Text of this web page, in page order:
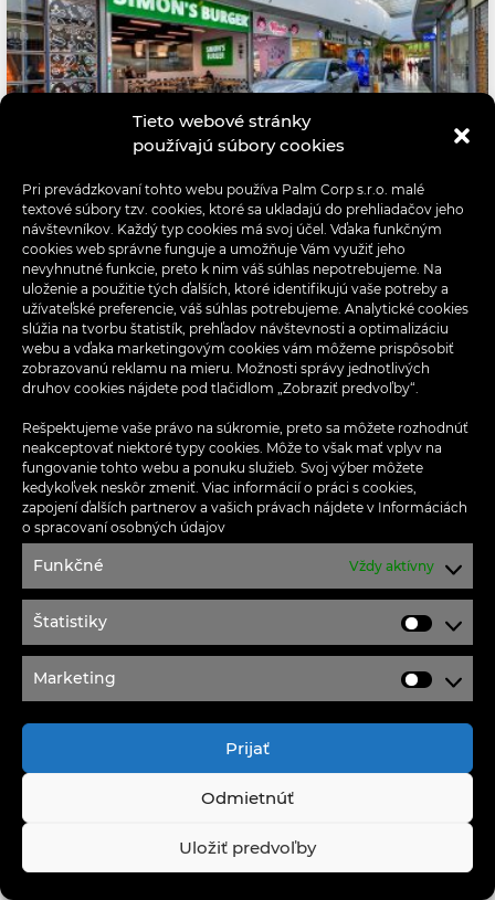
Tieto webové stránky
používajú súbory cookies
Pri prevádzkovaní tohto webu používa Palm Corp s.r.o. malé
textové súbory tzv. cookies, ktoré sa ukladajú do prehliadačov jeho
návštevníkov. Každý typ cookies má svoj účel. Vďaka funkčným
cookies web správne funguje a umožňuje Vám využiť jeho
nevyhnutné funkcie, preto k nim váš súhlas nepotrebujeme. Na
uloženie a použitie tých ďalších, ktoré identifikujú vaše potreby a
užívateľské preferencie, váš súhlas potrebujeme. Analytické cookies
slúžia na tvorbu štatistík, prehľadov návštevnosti a optimalizáciu
webu a vďaka marketingovým cookies vám môžeme prispôsobiť
zobrazovanú reklamu na mieru. Možnosti správy jednotlivých
druhov cookies nájdete pod tlačidlom „Zobraziť predvoľby“.
Rešpektujeme vaše právo na súkromie, preto sa môžete rozhodnúť
neakceptovať niektoré typy cookies. Môže to však mať vplyv na
fungovanie tohto webu a ponuku služieb. Svoj výber môžete
kedykoľvek neskôr zmeniť. Viac informácií o práci s cookies,
zapojení ďalších partnerov a vašich právach nájdete v Informáciách
o spracovaní osobných údajov
Funkčné Vždy aktívny
Štatistiky
Marketing
Prijať
Odmietnúť
Uložiť predvoľby